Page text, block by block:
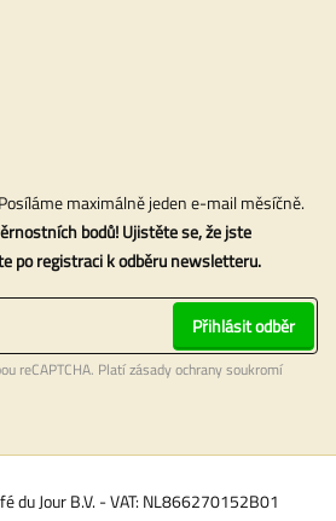
maximálně jeden e-mail měsíčně.
bodů! Ujistěte se, že jste
po registraci k odběru newsletteru.
Přihlásit odběr
reCAPTCHA. Platízásady ochrany soukromí
du Jour B.V. - VAT: NL866270152B01